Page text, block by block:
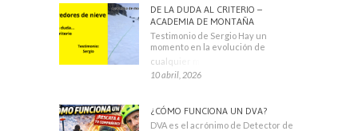
DE LA DUDA AL CRITERIO –
ACADEMIA DE MONTAÑA
Testimonio de Sergio Hay un
momento en la evolución de
cualquier montañero
10 abril, 2026
¿CÓMO FUNCIONA UN DVA?
DVA es el acrónimo de Detector de